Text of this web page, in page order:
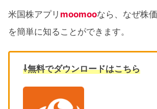
米国株アプリ moomooなら、なぜ株
を簡単に知ることができます。
⇩無料でダウンロードはこちら